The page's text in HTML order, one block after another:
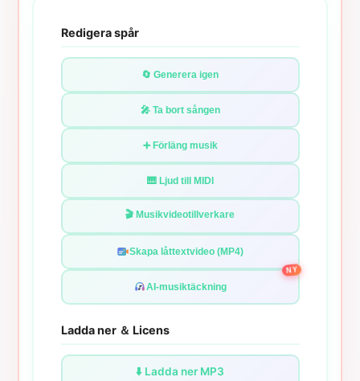
Redigera spår
🔄 Generera igen
🎤 Ta bort sången
➕ Förläng musik
🎹 Ljud till MIDI
🎬 Musikvideotillverkare
Skapa låttextvideo (MP4)
AI-musiktäckning
NY
Ladda ner ＆ Licens
⬇️ Ladda ner MP3